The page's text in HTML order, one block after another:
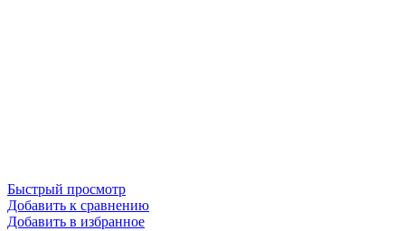
Быстрый просмотр
Добавить к сравнению
Добавить в избранное